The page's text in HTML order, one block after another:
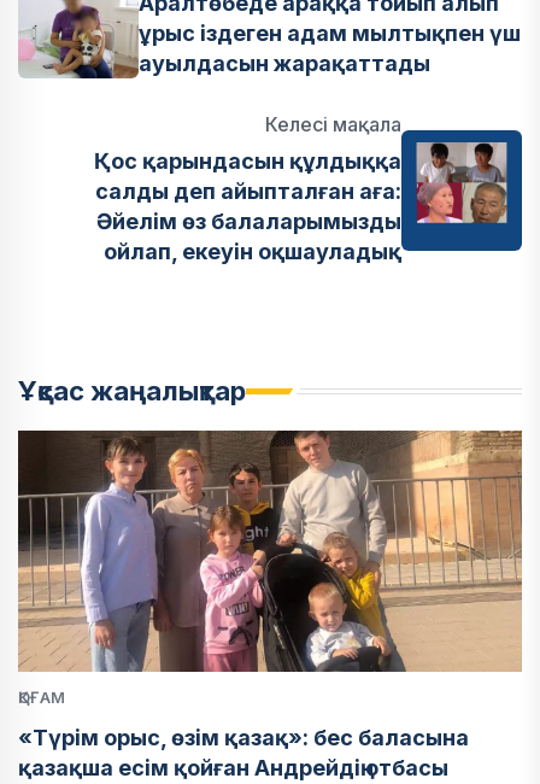
ұрыс іздеген адам мылтықпен үш
ауылдасын жарақаттады
Келесі мақала
Қос қарындасын құлдыққа
салды деп айыпталған аға:
Әйелім өз балаларымызды
ойлап, екеуін оқшауладық
Ұқсас жаңалықтар
ҚОҒАМ
«Түрім орыс, өзім қазақ»: бес баласына
қазақша есім қойған Андрейдің отбасы